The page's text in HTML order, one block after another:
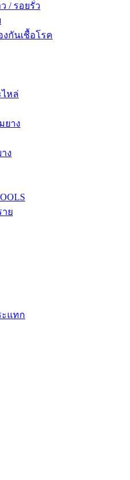
/ รอยรั่ว
งกันเชื้อโรค
หล่
ยาง
ง
ย
ะแทก